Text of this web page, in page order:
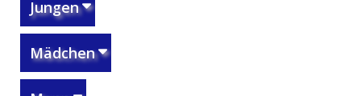
Jungen
Mädchen